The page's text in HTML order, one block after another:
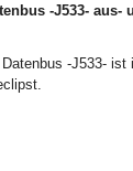
-J533- aus-
-J533-